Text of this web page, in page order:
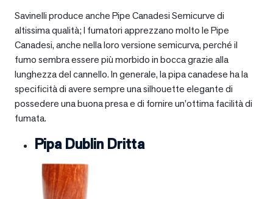
Savinelli produce anche Pipe Canadesi Semicurve di
altissima qualità; I fumatori apprezzano molto le Pipe
Canadesi, anche nella loro versione semicurva, perché il
fumo sembra essere più morbido in bocca grazie alla
lunghezza del cannello. In generale, la pipa canadese ha la
specificità di avere sempre una silhouette elegante di
possedere una buona presa e di fornire un’ottima facilità di
fumata.
Pipa Dublin Dritta